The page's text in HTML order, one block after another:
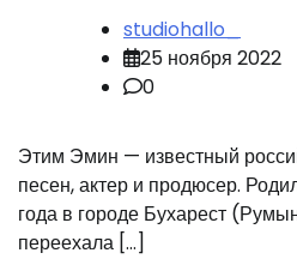
studiohallo_
25 ноября 2022
0
Этим Эмин — известный
песен, актер и продюсер.
года в городе Бухарест
переехала […]